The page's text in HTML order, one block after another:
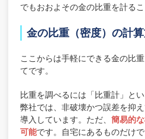
でもおおよその金の比重を計るこ
金の比重（密度）の計
ここからは手軽にできる金の比
てです。
比重を調べるには「比重計」と
弊社では、非破壊かつ誤差を抑
導入しています。ただ、 簡易的
可能です。自宅にあるものだけ